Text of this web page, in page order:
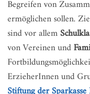
Begreifen von
ermöglichen sollen.
sind vor allem
von Vereinen und
ErzieherInnen und